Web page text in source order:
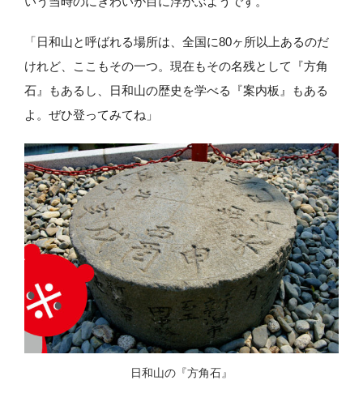
「日和山と呼ばれる場所は、全国に80ヶ所以上あるのだ
けれど、ここもその一つ。現在もその名残として『方角
石』もあるし、日和山の歴史を学べる『案内板』もある
よ。ぜひ登ってみてね」
日和山の『方角石』